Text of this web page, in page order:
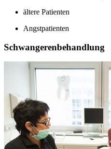
ältere Patienten
Angstpatienten
Schwangerenbehandlung